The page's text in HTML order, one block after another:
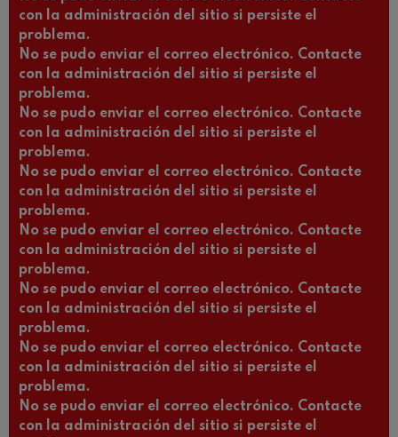
con la administración del sitio si persiste el
problema.
No se pudo enviar el correo electrónico. Contacte
con la administración del sitio si persiste el
problema.
No se pudo enviar el correo electrónico. Contacte
con la administración del sitio si persiste el
problema.
No se pudo enviar el correo electrónico. Contacte
con la administración del sitio si persiste el
problema.
No se pudo enviar el correo electrónico. Contacte
con la administración del sitio si persiste el
problema.
No se pudo enviar el correo electrónico. Contacte
con la administración del sitio si persiste el
problema.
No se pudo enviar el correo electrónico. Contacte
con la administración del sitio si persiste el
problema.
No se pudo enviar el correo electrónico. Contacte
con la administración del sitio si persiste el